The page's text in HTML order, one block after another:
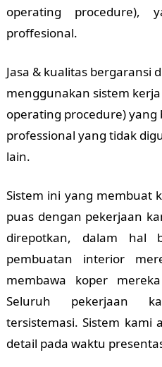
operating procedure),
proffesional.
Jasa & kualitas bergaransi
menggunakan sistem
operating procedure) yang
professional yang tidak
lain.
Sistem ini yang membuat
puas dengan pekerjaan
direpotkan, dalam hal
pembuatan interior
membawa koper
Seluruh pekerjaan
tersistemasi. Sistem kami
detail pada waktu